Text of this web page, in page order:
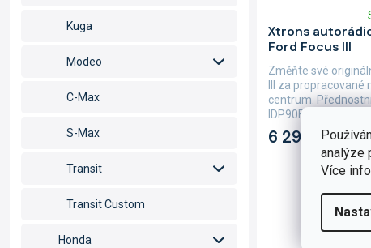
analýze
Více
Kuga
Modeo
C-Max
S-Max
Transit
Transit Custom
Honda
Xtrons
Ford Focus III
hodnocení
produktu
je
5,0
z
5
6 290 Kč
Změňte své
III za
centrum.
IDP90FSFB je velká